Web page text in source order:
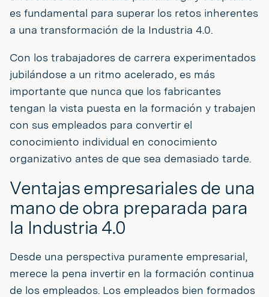
es fundamental para superar los retos inherentes
a una transformación de la Industria 4.0.
Con los trabajadores de carrera experimentados
jubilándose a un ritmo acelerado, es más
importante que nunca que los fabricantes
tengan la vista puesta en la formación y trabajen
con sus empleados para convertir el
conocimiento individual en conocimiento
organizativo antes de que sea demasiado tarde.
Ventajas empresariales de una
mano de obra preparada para
la Industria 4.0
Desde una perspectiva puramente empresarial,
merece la pena invertir en la formación continua
de los empleados. Los empleados bien formados